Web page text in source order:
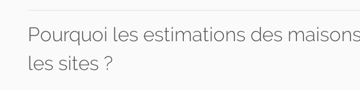
Pourquoi les estimations des
les sites ?